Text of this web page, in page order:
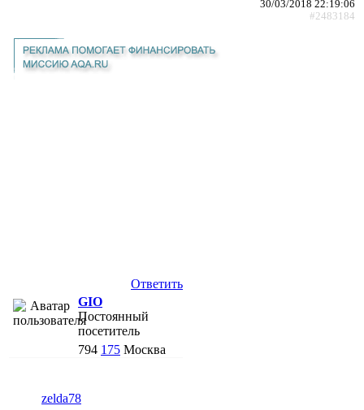
30/03/2018 22:19:06
#2483184
Ответить
GIO
Постоянный
посетитель
794 175 Москва
zelda78